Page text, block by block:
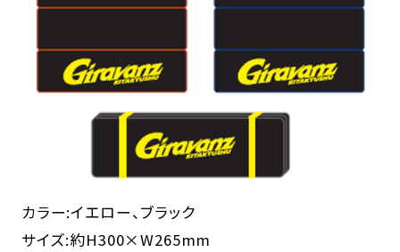
カラー:イエロー、ブラック
サイズ:約H300×W265mm